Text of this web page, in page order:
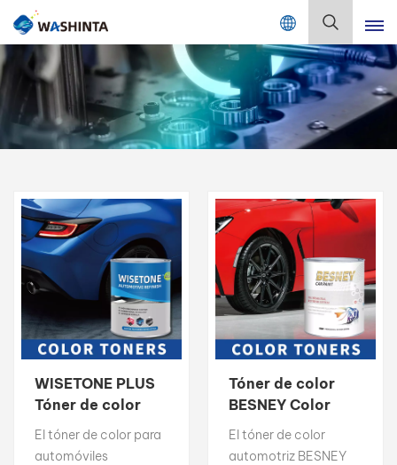
Mix Color Online
English
Français
Русский
Español
Português
日本語
한국어
بالعربية
WISETONE PLUS
Tóner de color
profesional Capa
base 1K Capa
El tóner de color para
automóviles
Tóner de color
BESNEY Color
fácil de igualar
Capa base 1K
El tóner de color
automotriz BESNEY